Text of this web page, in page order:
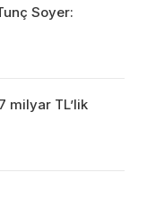
Soyer:
milyar TL’lik